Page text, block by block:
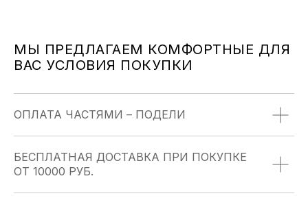
МЫ ПРЕДЛАГАЕМ КОМФОРТНЫЕ ДЛЯ
ВАС УСЛОВИЯ ПОКУПКИ
ОПЛАТА ЧАСТЯМИ – ПОДЕЛИ
БЕСПЛАТНАЯ ДОСТАВКА ПРИ ПОКУПКЕ
ОТ 10000 РУБ.
УНИКАЛЬНОСТЬ
Мы тщательно продумываем дизайн каждой
модели, что бы вы были неповторимы
ДОСТАВКА С ПРИМЕРКОЙ
Доставим ваш заказ в любую точку России. Оплата